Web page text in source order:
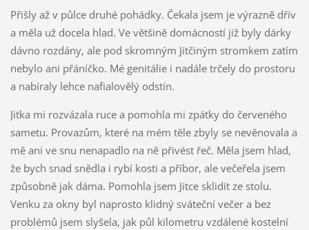
Přišly až v půlce druhé pohádky. Čekala jsem je výrazně dřív
a měla už docela hlad. Ve většině domácností již byly dárky
dávno rozdány, ale pod skromným Jitčiným stromkem zatím
nebylo ani přáníčko. Mé genitálie i nadále trčely do prostoru
a nabíraly lehce nafialovělý odstín.
Jitka mi rozvázala ruce a pomohla mi zpátky do červeného
sametu. Provazům, které na mém těle zbyly se nevěnovala a
mě ani ve snu nenapadlo na ně přivést řeč. Měla jsem hlad,
že bych snad snědla i rybí kosti a příbor, ale večeřela jsem
způsobně jak dáma. Pomohla jsem Jitce sklidit ze stolu.
Venku za okny byl naprosto klidný sváteční večer a bez
problémů jsem slyšela, jak půl kilometru vzdálené kostelní